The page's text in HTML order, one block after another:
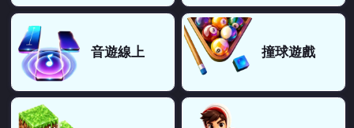
音遊線上 撞球遊戲